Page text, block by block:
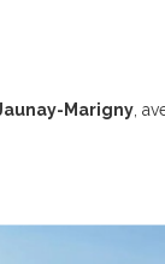
Marigny ,